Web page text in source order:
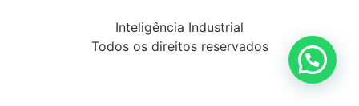
Inteligência Industrial
Todos os direitos reservados